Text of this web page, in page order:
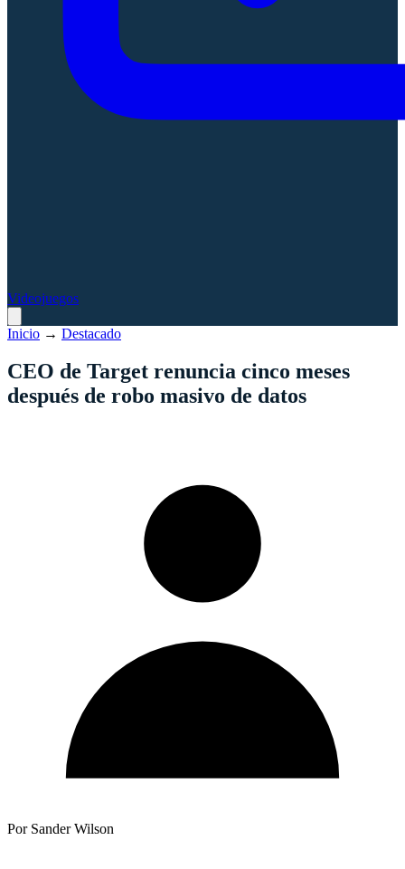
Videojuegos
Inicio → Destacado
CEO de Target renuncia cinco meses
después de robo masivo de datos
Por Sander Wilson